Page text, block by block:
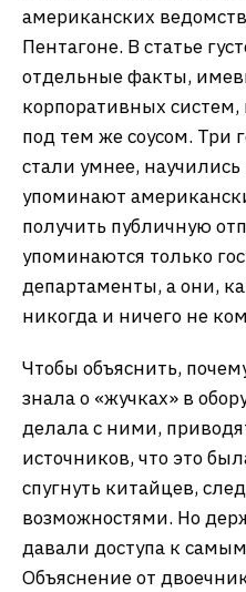
американских
Пентагоне. В статье
отдельные факты,
корпоративных систем,
под тем же соусом. Три
стали умнее,
упоминают
получить публичную
упоминаются только
департаменты, а они,
никогда и ничего не
Чтобы объяснить,
знала о «жучках» в
делала с ними,
источников, что это
спугнуть китайцев,
возможностями. Но
давали доступа к
Объяснение от